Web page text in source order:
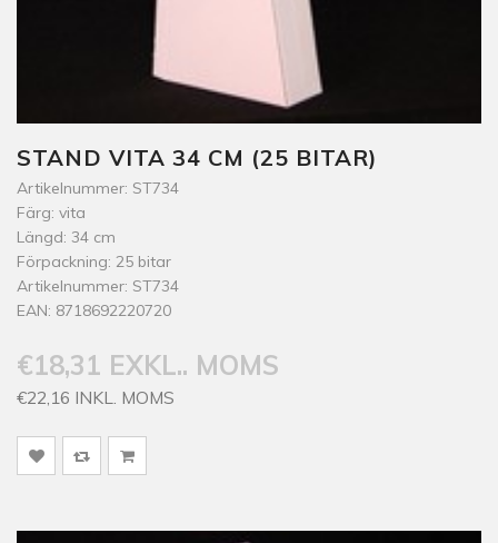
STAND VITA 34 CM (25 BITAR)
Artikelnummer: ST734
Färg: vita
Längd: 34 cm
Förpackning: 25 bitar
Artikelnummer: ST734
EAN: 8718692220720
€18,31 EXKL.. MOMS
€22,16 INKL. MOMS